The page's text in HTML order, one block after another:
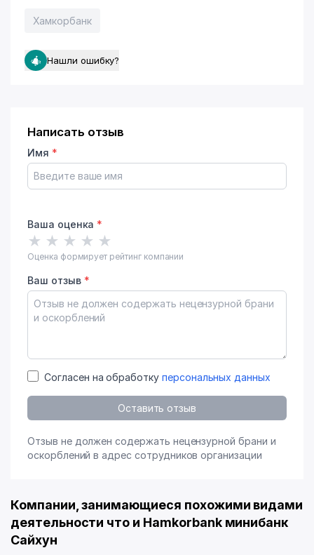
Хамкорбанк
Нашли ошибку?
Написать отзыв
Имя *
Ваша оценка *
★ ★ ★ ★ ★
Оценка формирует рейтинг компании
Ваш отзыв *
Согласен на обработку персональных данных
Оставить отзыв
Отзыв не должен содержать нецензурной брани и
оскорблений в адрес сотрудников организации
Компании, занимающиеся похожими видами
деятельности что и Hamkorbank минибанк
Сайхун